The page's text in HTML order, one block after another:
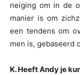
neiging om in de
manier is om
een tendens om
men is, gebaseerd
K. Heeft Andy je